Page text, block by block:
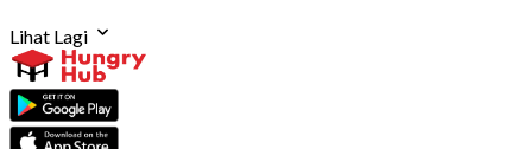
Lihat Lagi